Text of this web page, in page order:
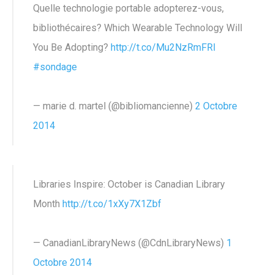
Quelle technologie portable adopterez-vous,
bibliothécaires? Which Wearable Technology Will
You Be Adopting? http://t.co/Mu2NzRmFRl
#sondage
— marie d. martel (@bibliomancienne) 2 Octobre
2014
Libraries Inspire: October is Canadian Library
Month http://t.co/1xXy7X1Zbf
— CanadianLibraryNews (@CdnLibraryNews) 1
Octobre 2014